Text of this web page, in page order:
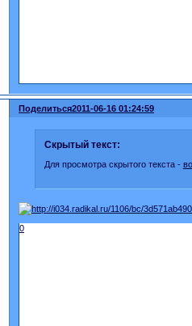
Поделиться2011-06-16 01:24:59
Скрытый текст:
Для просмотра скрытого текста -
0